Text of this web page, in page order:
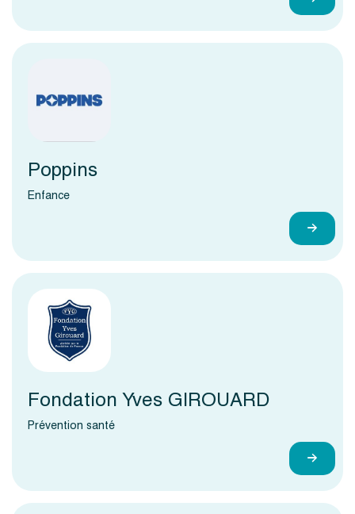
Poppins
Enfance
Fondation Yves GIROUARD
Prévention santé